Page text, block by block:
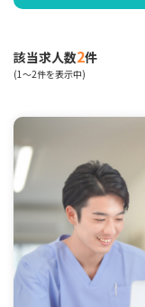
該当求人数2件
(1～2件を表示中)